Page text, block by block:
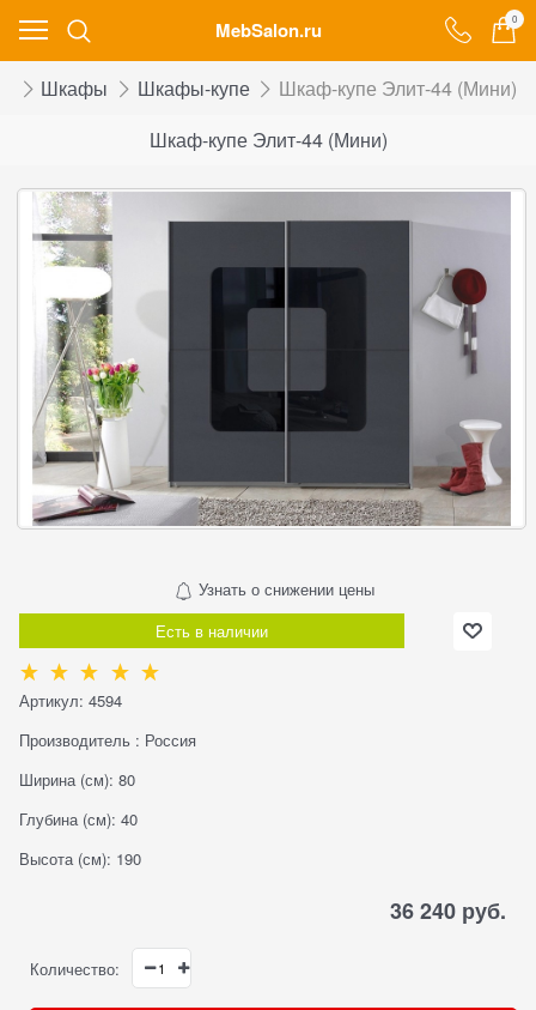
MebSalon.ru 0
Шкафы Шкафы-купе
Шкаф-купе Элит-44 (Мини)
Шкаф-купе Элит-44 (Мини)
Узнать о снижении цены
Есть в наличии
Артикул: 4594
Производитель : Россия
Ширина (см): 80
Глубина (см): 40
Высота (см): 190
36 240 руб.
Количество: